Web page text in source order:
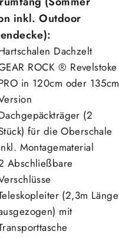
inkl. Outdoor
Dachzelt
ROCK ® Revelstoke
in 120cm oder 135cm
(2
für die Oberschale
Montagematerial
Abschließbare
(2,3m Länge
mit